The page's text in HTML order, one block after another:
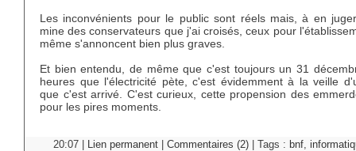
Les inconvénients pour le public sont réels mais, à en
mine des conservateurs que j'ai croisés, ceux pour
même s'annoncent bien plus graves.
Et bien entendu, de même que c'est toujours un 31
heures que l'électricité pète, c'est évidemment à la veille
que c'est arrivé. C'est curieux, cette propension des
pour les pires moments.
20:07 | Lien permanent Commentaires (2) | Tags : bnf,